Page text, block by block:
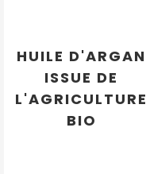
HUILE D'ARGAN
ISSUE DE
L'AGRICULTURE
BIO